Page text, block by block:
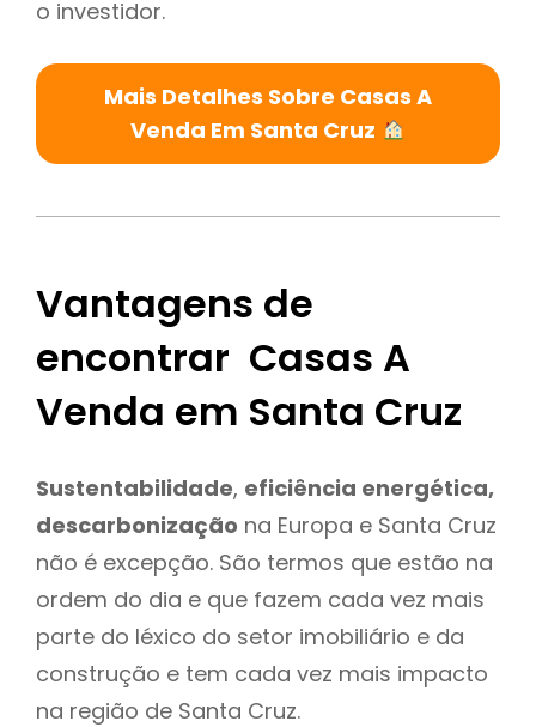
o investidor.
Mais Detalhes Sobre Casas A
Venda Em Santa Cruz
Vantagens de
encontrar Casas A
Venda em Santa Cruz
Sustentabilidade, eficiência energética,
descarbonização na Europa e Santa Cruz
não é excepção. São termos que estão na
ordem do dia e que fazem cada vez mais
parte do léxico do setor imobiliário e da
construção e tem cada vez mais impacto
na região de Santa Cruz.